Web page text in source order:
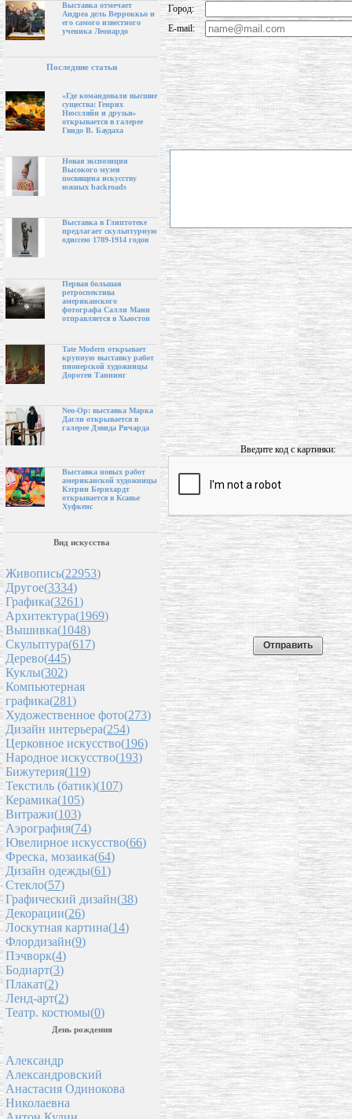
Выставка отмечает
Андреа дель Верроккьо и
его самого известного
ученика Леонардо
Последние статьи
«Где командовали высшие
существа: Генрих
Нюссляйн и друзья»
открывается в галерее
Гвидо В. Баудаха
Новая экспозиция
Высокого музея
посвящена искусству
южных backroads
Выставка в Глиптотеке
предлагает скульптурную
одиссею 1789-1914 годов
Первая большая
ретроспектива
американского
фотографа Салли Манн
отправляется в Хьюстон
Tate Modern открывает
крупную выставку работ
пионерской художницы
Доротеи Таннинг
Neo-Op: выставка Марка
Дагли открывается в
галерее Дэвида Ричарда
Выставка новых работ
американской художницы
Кэтрин Бернхардт
открывается в Ксавье
Хуфкенс
Вид искусства
Живопись(22953)
Другое(3334)
Графика(3261)
Архитектура(1969)
Вышивка(1048)
Скульптура(617)
Дерево(445)
Куклы(302)
Компьютерная
графика(281)
Художественное фото(273)
Дизайн интерьера(254)
Церковное искусство(196)
Народное искусство(193)
Бижутерия(119)
Текстиль (батик)(107)
Керамика(105)
Витражи(103)
Аэрография(74)
Ювелирное искусство(66)
Фреска, мозаика(64)
Дизайн одежды(61)
Стекло(57)
Графический дизайн(38)
Декорации(26)
Лоскутная картина(14)
Флордизайн(9)
Пэчворк(4)
Бодиарт(3)
Плакат(2)
Ленд-арт(2)
Театр. костюмы(0)
День рождения
Александр
Александровский
Анастасия Одинокова
Николаевна
Город:
E-mail:
Введите код с картинки: